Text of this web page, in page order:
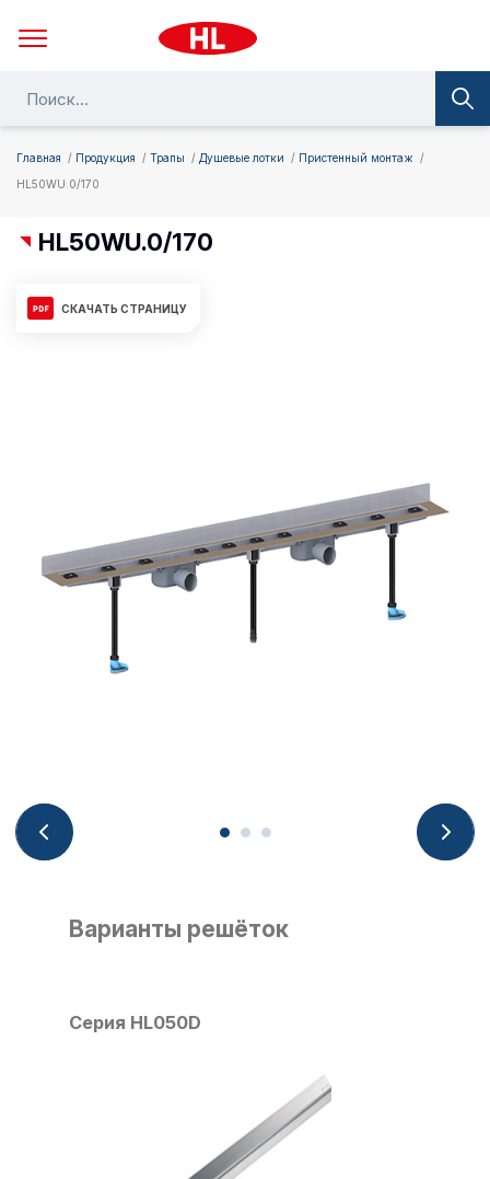
Главная Продукция Трапы Душевые лотки
Пристенный монтаж
HL50WU.0/170
Варианты решёток
Серия HL050D
HL50WU.0/170
СКАЧАТЬ СТРАНИЦУ